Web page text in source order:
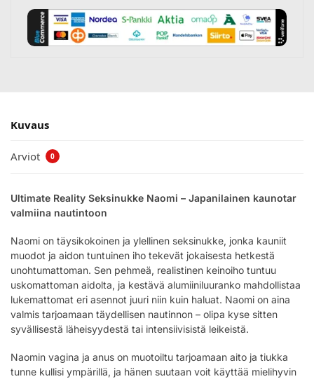
Kuvaus
Arviot 0
Ultimate Reality Seksinukke Naomi – Japanilainen kaunotar
valmiina nautintoon
Naomi on täysikokoinen ja ylellinen seksinukke, jonka kauniit
muodot ja aidon tuntuinen iho tekevät jokaisesta hetkestä
unohtumattoman. Sen pehmeä, realistinen keinoiho tuntuu
uskomattoman aidolta, ja kestävä alumiiniluuranko mahdollistaa
lukemattomat eri asennot juuri niin kuin haluat. Naomi on aina
valmis tarjoamaan täydellisen nautinnon – olipa kyse sitten
syvällisestä läheisyydestä tai intensiivisistä leikeistä.
Naomin vagina ja anus on muotoiltu tarjoamaan aito ja tiukka
tunne kullisi ympärillä, ja hänen suutaan voit käyttää mielihyvin